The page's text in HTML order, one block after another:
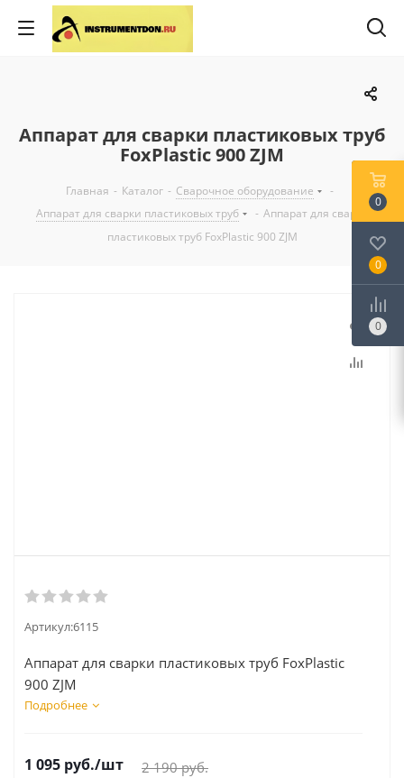
Аппарат для сварки пластиковых труб
FoxPlastic 900 ZJM
Главная - Каталог - Сварочное оборудование
-
Аппарат для сварки пластиковых труб
- Аппарат для сварки
пластиковых труб FoxPlastic 900 ZJM
Артикул:6115
Аппарат для сварки пластиковых труб FoxPlastic
900 ZJM
Подробнее
1 095 руб./шт 2 190руб.
0
0
0